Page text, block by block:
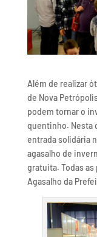
Além de realizar
de Nova
podem tornar o
quentinho. Nesta
entrada solidária
agasalho de
gratuita. Todas as
Agasalho da